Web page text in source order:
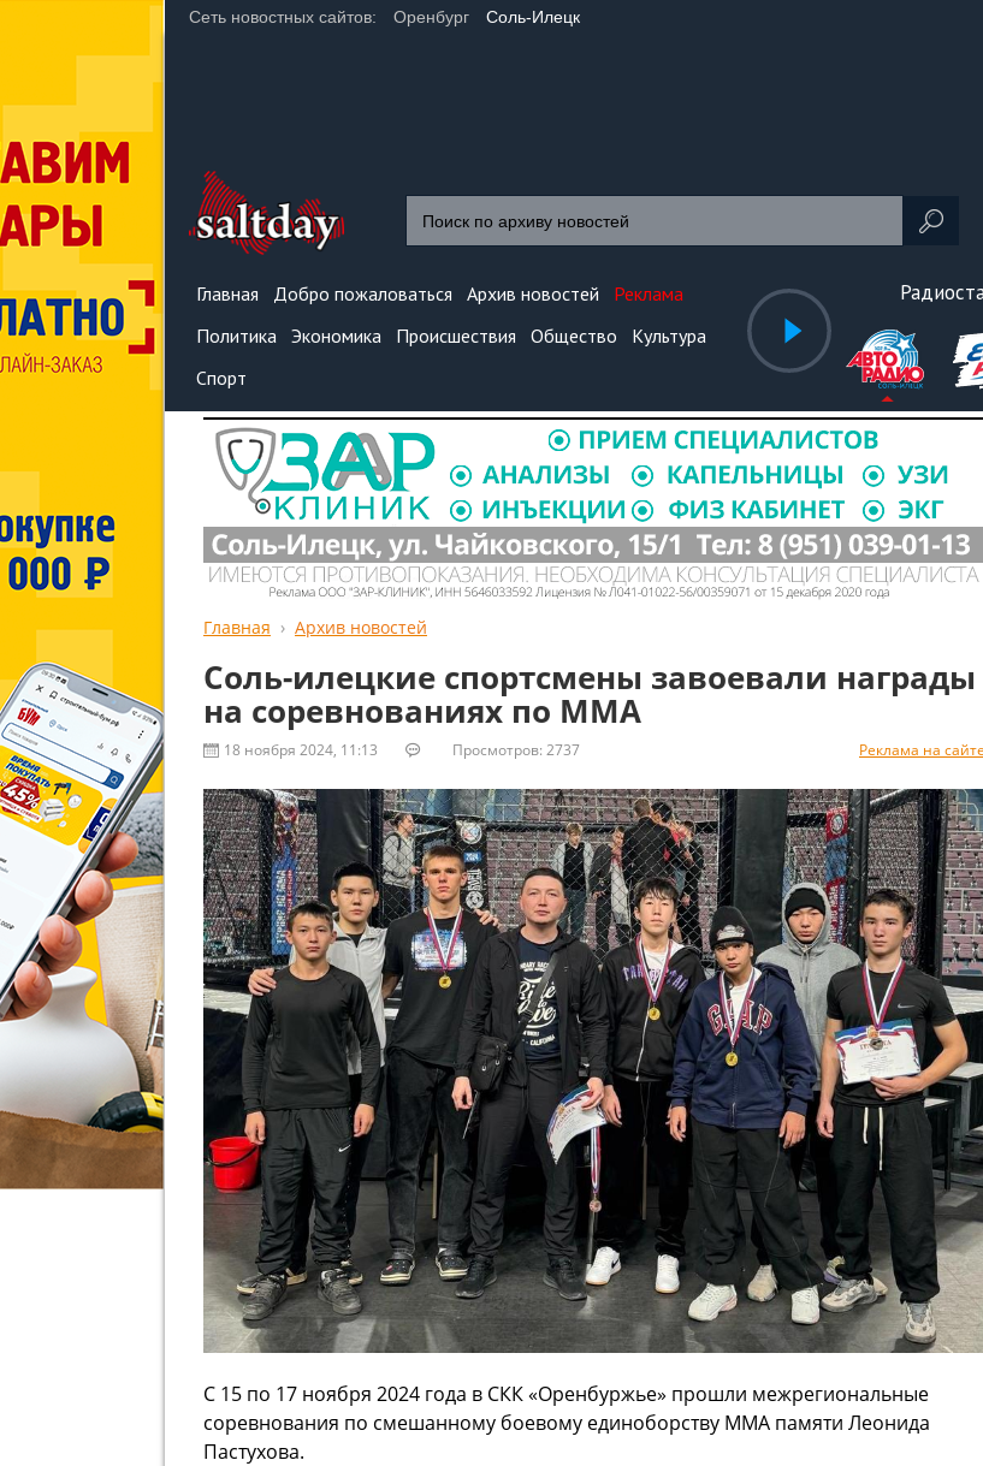
Сеть новостных сайтов: Оренбург Соль-Илецк
Главная Добро пожаловаться Архив новостей
Реклама
Политика Экономика Происшествия Общество
Культура
Спорт
Главная Архив новостей
Соль-илецкие спортсмены завоевали награды
на соревнованиях по ММА
18 ноября 2024, 11:13 Просмотров: 2737 Реклама на сайте
С 15 по 17 ноября 2024 года в СКК «Оренбуржье» прошли межрегиональные
соревнования по смешанному боевому единоборству ММА памяти Леонида
Пастухова.